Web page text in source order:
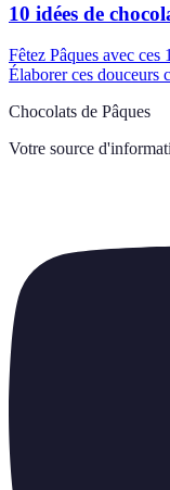
10 idées de
Fêtez Pâques avec ces
Élaborer ces douceurs
Chocolats de Pâques
Votre source